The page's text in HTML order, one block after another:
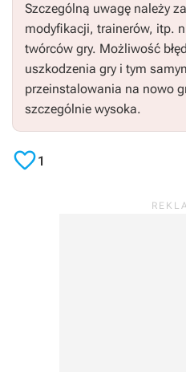
Szczególną uwagę należy
modyfikacji, trainerów, itp.
twórców gry. Możliwość
uszkodzenia gry i tym
przeinstalowania na nowo
szczególnie wysoka.
1